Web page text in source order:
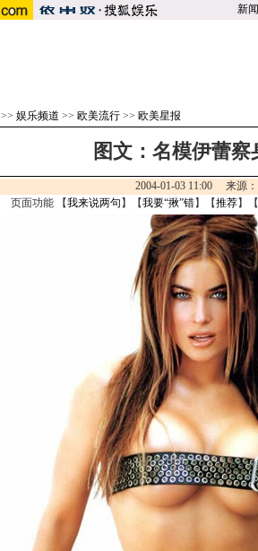
新闻
>> 娱乐频道 >> 欧美流行 >> 欧美星报
图文：名模伊蕾察
2004-01-03 11:00 来源
页面功能 【我来说两句 】【我要“揪”错】【推荐】